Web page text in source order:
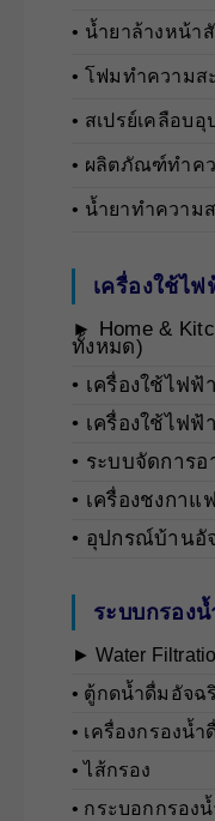
• นํ้ายาล้างหน้า
• โฟมทำความส
• สเปรย์เคลือบ
• ผลิตภัณฑ์ทำค
• น้ำยาทำความ
เครื่องใช้ไ
► Home &
ทั้งหมด)
• เครื่องใช้ไฟ
• เครื่องใช้ไฟฟ้
• ระบบจัดการ
• เครื่องชงกา
• อุปกรณ์บ้านอั
ระบบกรองน้
► Water
• ตู้กดน้ำดื่มอัจฉ
• เครื่องกรองน้
• ไส้กรอง
• กระบอกกรอง